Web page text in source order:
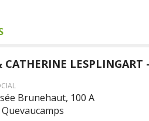
CATHERINE LESPLINGART
Brunehaut, 100 A